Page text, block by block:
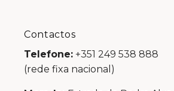
Contactos
Telefone: +351 249 538 888
(rede fixa nacional)